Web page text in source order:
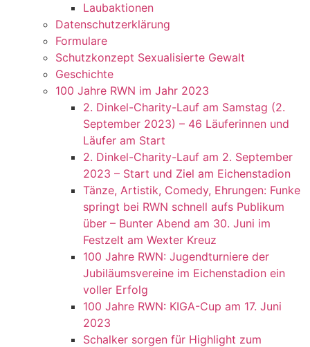
Laubaktionen
Datenschutzerklärung
Formulare
Schutzkonzept Sexualisierte Gewalt
Geschichte
100 Jahre RWN im Jahr 2023
2. Dinkel-Charity-Lauf am Samstag (2.
September 2023) – 46 Läuferinnen und
Läufer am Start
2. Dinkel-Charity-Lauf am 2. September
2023 – Start und Ziel am Eichenstadion
Tänze, Artistik, Comedy, Ehrungen: Funke
springt bei RWN schnell aufs Publikum
über – Bunter Abend am 30. Juni im
Festzelt am Wexter Kreuz
100 Jahre RWN: Jugendturniere der
Jubiläumsvereine im Eichenstadion ein
voller Erfolg
100 Jahre RWN: KIGA-Cup am 17. Juni
2023
Schalker sorgen für Highlight zum